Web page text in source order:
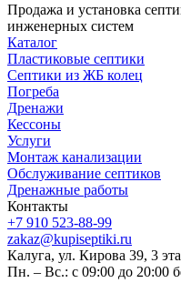
Продажа и установка
инженерных систем
Каталог
Пластиковые септики
Септики из ЖБ колец
Погреба
Дренажи
Кессоны
Услуги
Монтаж канализации
Обслуживание септиков
Дренажные работы
Контакты
+7 910 523-88-99
zakaz@kupiseptiki.ru
Калуга, ул. Кирова 39, 3
Пн. – Вс.: с 09:00 до 20:00